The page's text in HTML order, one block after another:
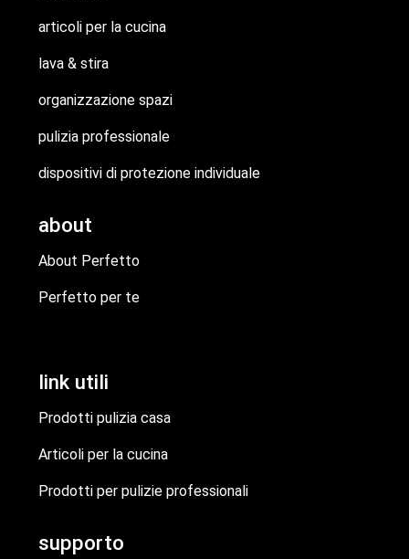
articoli per la cucina
lava & stira
organizzazione spazi
pulizia professionale
dispositivi di protezione individuale
about
About Perfetto
Perfetto per te
link utili
Prodotti pulizia casa
Articoli per la cucina
Prodotti per pulizie professionali
supporto